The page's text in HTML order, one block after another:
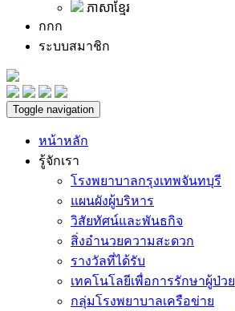
ភាសាខ្មែរ
กกก
ระบบสมาชิก
Toggle navigation
หน้าหลัก
รู้จักเรา
โรงพยาบาลกรุงเทพจันทบุรี
แผนผังผู้บริหาร
วิสัยทัศน์และพันธกิจ
สิ่งอำนวยความสะดวก
รางวัลที่ได้รับ
เทคโนโลยีเพื่อการรักษาผู้ป่วย
กลุ่มโรงพยาบาลเครือข่าย